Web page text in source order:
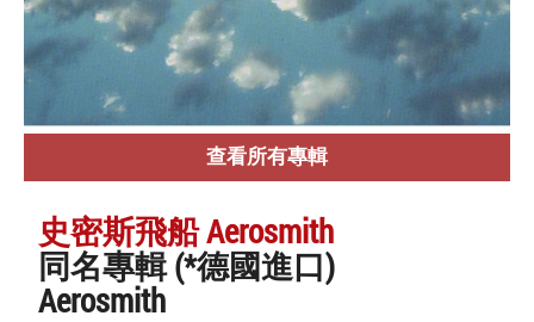
查看所有專輯
史密斯飛船 Aerosmith
同名專輯 (*德國進口)
Aerosmith